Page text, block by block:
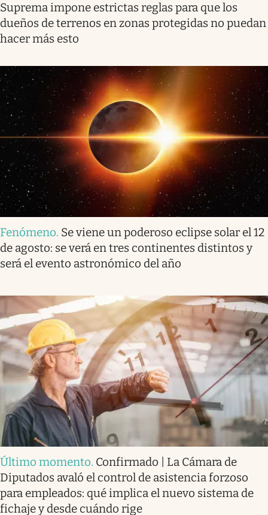
Suprema impone estrictas reglas para que los
dueños de terrenos en zonas protegidas no puedan
hacer más esto
Fenómeno. Se viene un poderoso eclipse solar el 12
de agosto: se verá en tres continentes distintos y
será el evento astronómico del año
Último momento. Confirmado | La Cámara de
Diputados avaló el control de asistencia forzoso
para empleados: qué implica el nuevo sistema de
fichaje y desde cuándo rige